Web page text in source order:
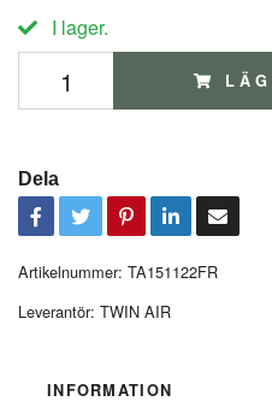
I lager.
Dela
Artikelnummer: TA151122FR
Leverantör: TWIN AIR
INFORMATION